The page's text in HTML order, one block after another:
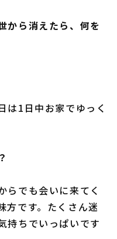
から消えたら、何を
は1日中お家でゆっく
らでも会いに来てく
方です。たくさん迷
持ちでいっぱいです